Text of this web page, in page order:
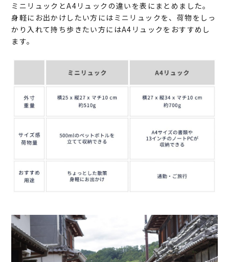
ミニリュックとA4リュックの違いを表にまとめました。
身軽にお出かけしたい方にはミニリュックを、荷物をしっ
かり入れて持ち歩きたい方にはA4リュックをおすすめし
ます。